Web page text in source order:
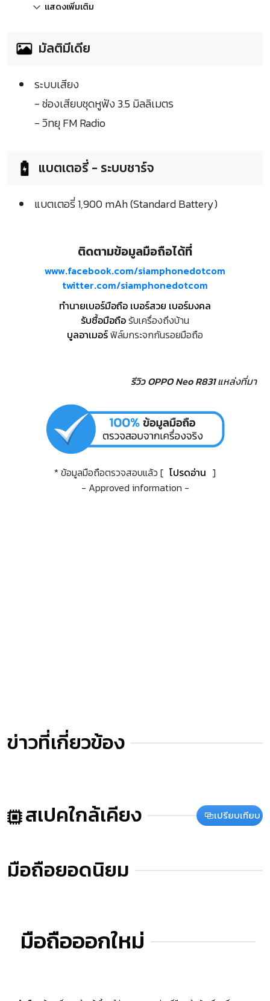
แสดงเพิ่มเติม
มัลติมีเดีย
ระบบเสียง
- ช่องเสียบชุดหูฟัง 3.5 มิลลิเมตร
- วิทยุ FM Radio
แบตเตอรี่ - ระบบชาร์จ
แบตเตอรี่ 1,900 mAh (Standard Battery)
ติดตามข้อมูลมือถือได้ที่
www.facebook.com/siamphonedotcom
twitter.com/siamphonedotcom
ทำนายเบอร์มือถือ เบอร์สวย เบอร์มงคล
รับซื้อมือถือรับเครื่องถึงบ้าน
บูลอาเมอร์ฟิล์มกระจกกันรอยมือถือ
รีวิว OPPO Neo R831 แหล่งที่มา
* ข้อมูลมือถือตรวจสอบแล้ว [ โปรดอ่าน ]
- Approved information -
ข่าวที่เกี่ยวข้อง
สเปคใกล้เคียง เปรียบเทียบ
มือถือยอดนิยม
มือถือออกใหม่